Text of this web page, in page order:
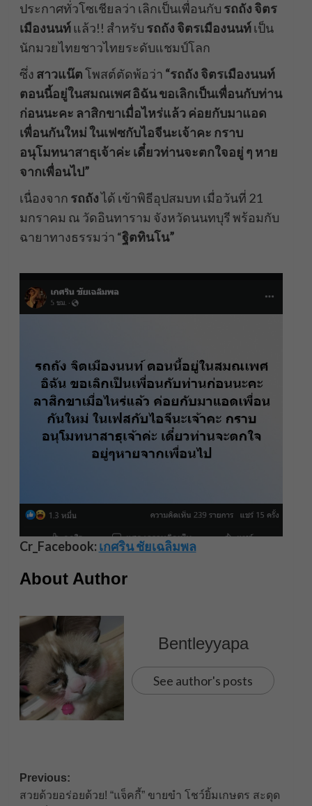
ประกาศทั่วโซเชียลว่า เลิกเป็นเพื่อนกับ รถถัง จิตร
เมืองนนท์แล้ว!! สำหรับ รถถัง จิตรเมืองนนท์เป็น
นักมวยไทยชาวไทยระดับแชมป์โลก
ซึ่ง สาวแน๊ตโพสต์ตัดพ้อว่า “รถถัง จิตรเมืองนนท์
ตอนนี้อยู่ในสมณเพศ อิฉัน ขอเลิกเป็นเพื่อนกับท่าน
ก่อนนะคะ ลาสิกขาเมื่อไหร่แล้ว ค่อยกับมาแอด
เพื่อนกันใหม่ ในเฟซกับไอจีนะเจ้าคะ กราบ
อนุโมทนาสาธุเจ้าค่ะ เดี๋ยวท่านจะตกใจอยู่ ๆ หาย
จากเพื่อนไป”
เนื่องจาก รถถังได้ เข้าพิธีอุปสมบท เมื่อวันที่ 21
มกราคม ณ วัดอินทาราม จังหวัดนนทบุรี พร้อมกับ
ฉายาทางธรรมว่า “ฐิตทินโน”
Cr_Facebook: เกศริน ชัยเฉลิมพล
About Author
Bentleyyapa
See author's posts
Post
Previous:
สวยด้วยอร่อยด้วย! “แจ็คกี้” ขายขำ โชว์ยิ้มเกษตร สะดุด